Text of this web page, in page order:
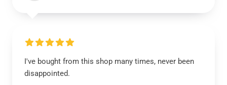
I've bought from this shop many times, never been
disappointed.